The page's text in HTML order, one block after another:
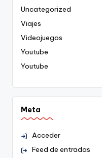
Uncategorized
Viajes
Videojuegos
Youtube
Youtube
Meta
Acceder
Feed de entradas